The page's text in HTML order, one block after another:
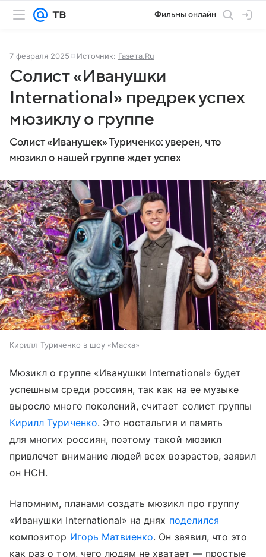
Фильмы онлайн
7 февраля 2025 Источник: Газета.Ru
Солист «Иванушки
International» предрек успех
мюзиклу о группе
Солист «Иванушек» Туриченко: уверен, что
мюзикл о нашей группе ждет успех
Кирилл Туриченко в шоу «Маска»
Мюзикл о группе «Иванушки International» будет
успешным среди россиян, так как на ее музыке
выросло много поколений, считает солист группы
Кирилл Туриченко. Это ностальгия и память
для многих россиян, поэтому такой мюзикл
привлечет внимание людей всех возрастов, заявил
он НСН.
Напомним, планами создать мюзикл про группу
«Иванушки International» на днях поделился
композитор Игорь Матвиенко. Он заявил, что это
как раз о том, чего людям не хватает — простые